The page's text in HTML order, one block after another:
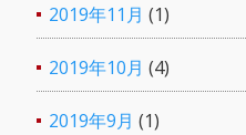
2019年11月 (1)
2019年10月 (4)
2019年9月 (1)